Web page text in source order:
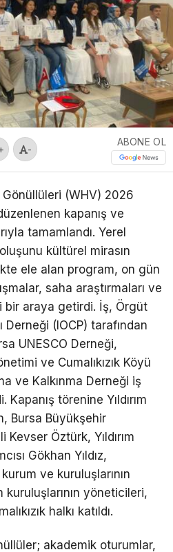
-
ABONE OL
Gönüllüleri (WHV) 2026
kapanış ve
tamamlandı. Yerel
kültürel mirasın
ele alan program, on gün
saha araştırmaları ve
bir araya getirdi. İş, Örgüt
(IOCP) tarafından
UNESCO Derneği,
ve Cumalıkızık Köyü
ve Kalkınma Derneği iş
törenine Yıldırım
Bursa Büyükşehir
Öztürk, Yıldırım
Gökhan Yıldız,
ve kuruluşlarının
yöneticileri,
halkı katıldı.
akademik oturumlar,